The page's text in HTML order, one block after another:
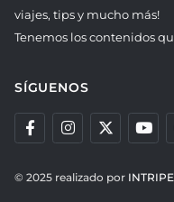
viajes, tips y mucho más!
Tenemos los contenidos
SÍGUENOS
© 2025 realizado por